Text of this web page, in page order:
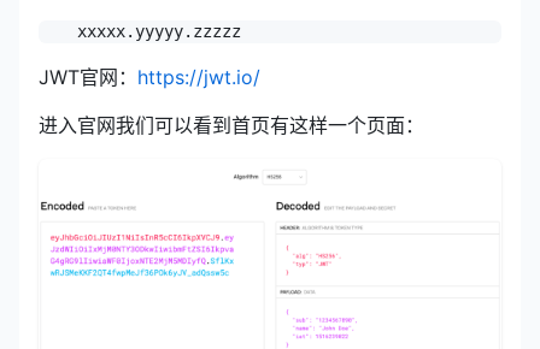
JWT官网： https://jwt.io/
进入官网我们可以看到首页有这样一个页面：